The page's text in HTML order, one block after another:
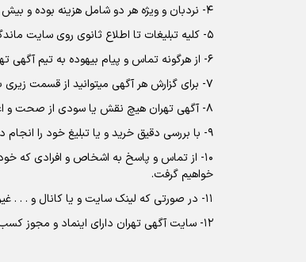
4- نردبان و ویژه هر دو شامل هزینه بوده و بیش از 3 ماه در سایت ماندگار هستند.
5- کلیه تبلیغات تا اطلاع ثانوی روی سایت ماندگار هستند ” فعلا نظر و هدفی برای حذف ماهانه نداریم ”
6- از هرگونه تماس و پیام بیهوده به تیم آگهی تهران جدا خودداری نمائید.
7- برای گزارش هر آگهی میتوانید از قسمت زیری بخش گزارش های آن آگهی اقدام نمائید.
8- آگهی تهران هیچ نقش یا سودی از صحت و اعتبار آگهی دهنده ندارد.
9- با بررسی دقیق خرید و یا تبلیغ خود را انجام دهید و قبل از دیدن و رسیدن محصول و کالا به دستتان از پرداخت وجه خود داری نمائیدو
10- از تماس و پاسخ به اشخاص و افرادی که
خواهیم گرفت.
11- در صورتی که لینک سایت و یا کانال و . . . غیره خود را در پست آگهی خود میخواهید قرار دهید شامل هزینه خواهد شد.
12- سایت آگهی تهران دارای اینماد و مجوز کسب و کار و ساماندهی الکترونیکی بوده و کلیه موازین و قوانین جمهوری اسلامی ایران را رعایت خواهد کرد.